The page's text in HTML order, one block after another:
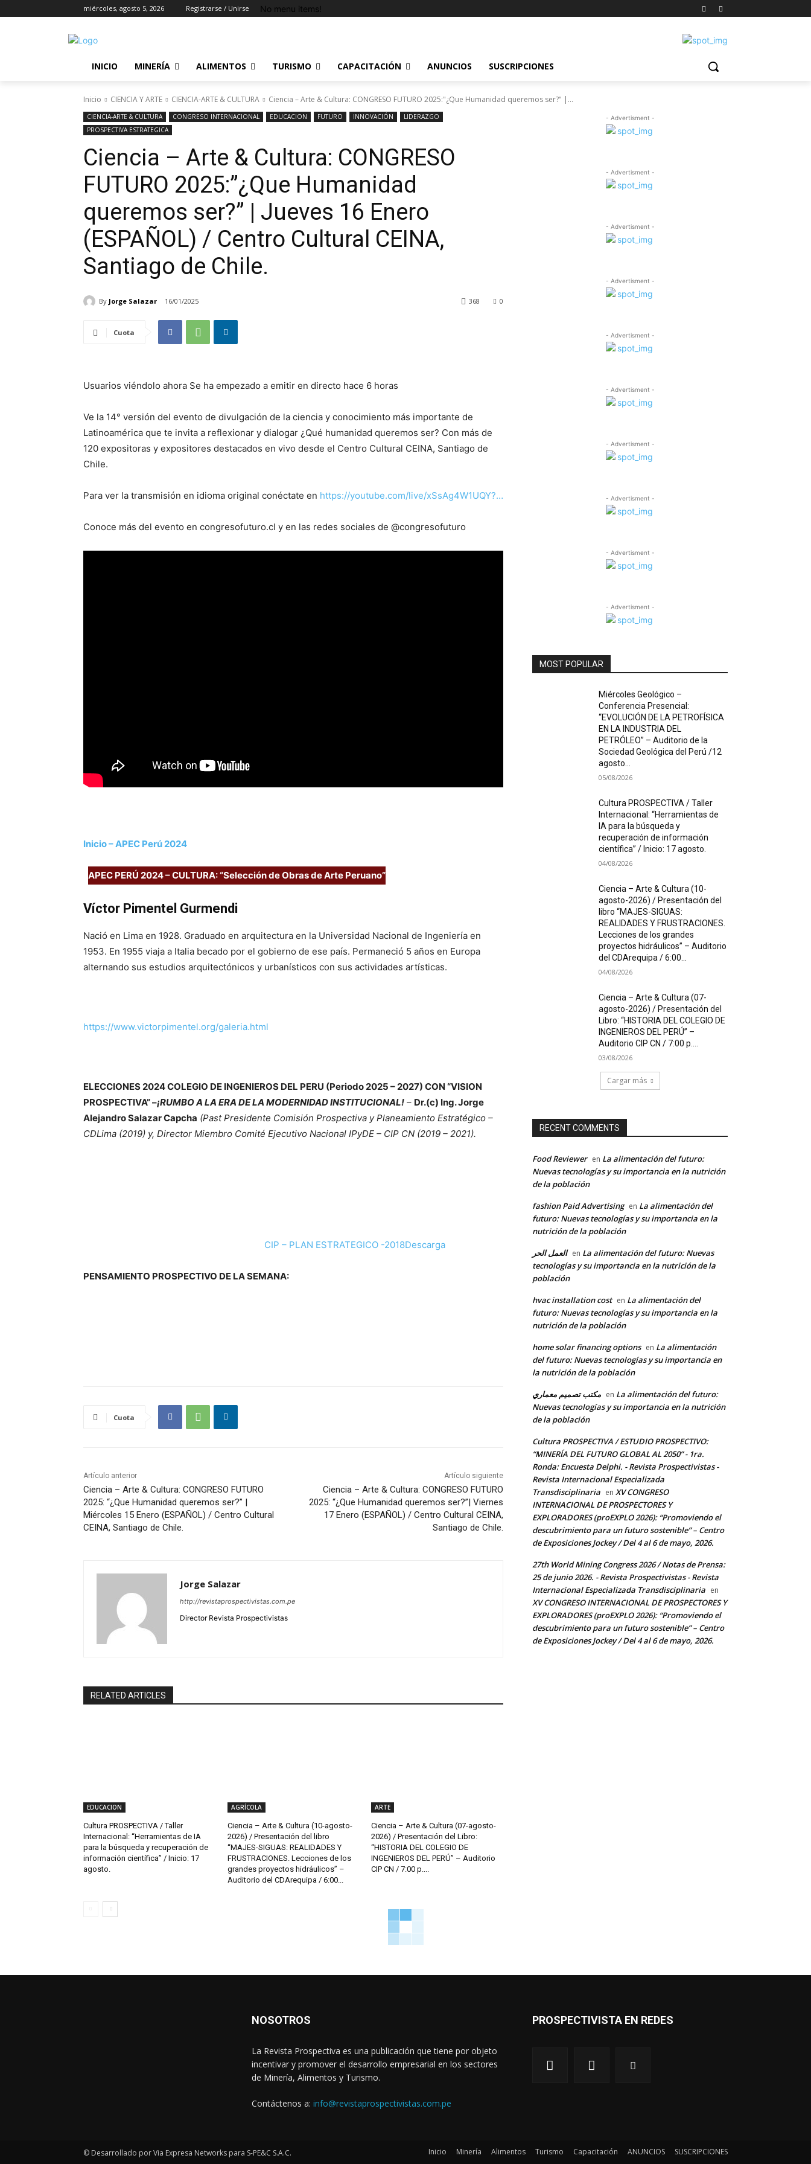
miércoles, agosto 5, 2026 Registrarse / Unirse No menu items!
INICIO MINERÍA ALIMENTOS TURISMO CAPACITACIÓN ANUNCIOS SUSCRIPCIONES
Inicio CIENCIA Y ARTE CIENCIA-ARTE & CULTURA Ciencia – Arte & Cultura: CONGRESO FUTURO 2025:"¿Que Humanidad queremos ser?" |...
CIENCIA-ARTE & CULTURA CONGRESO INTERNACIONAL EDUCACION FUTURO INNOVACIÓN
LIDERAZGO
PROSPECTIVA ESTRATEGICA
Ciencia – Arte & Cultura: CONGRESO
FUTURO 2025:”¿Que Humanidad
queremos ser?” | Jueves 16 Enero
(ESPAÑOL) / Centro Cultural CEINA,
Santiago de Chile.
By Jorge Salazar 16/01/2025 0
368
Cuota
Usuarios viéndolo ahora Se ha empezado a emitir en directo hace 6 horas
Ve la 14° versión del evento de divulgación de la ciencia y conocimiento más importante de
Latinoamérica que te invita a reflexionar y dialogar ¿Qué humanidad queremos ser? Con más de
120 expositoras y expositores destacados en vivo desde el Centro Cultural CEINA, Santiago de
Chile.
Para ver la transmisión en idioma original conéctate en https://youtube.com/live/xSsAg4W1UQY?…
Conoce más del evento en congresofuturo.cl y en las redes sociales de @congresofuturo
Inicio – APEC Perú 2024
APEC PERÚ 2024 – CULTURA: “Selección de Obras de Arte Peruano”
Víctor Pimentel Gurmendi
Nació en Lima en 1928. Graduado en arquitectura en la Universidad Nacional de Ingeniería en
1953. En 1955 viaja a Italia becado por el gobierno de ese país. Permaneció 5 años en Europa
alternando sus estudios arquitectónicos y urbanísticos con sus actividades artísticas.
https://www.victorpimentel.org/galeria.html
ELECCIONES 2024 COLEGIO DE INGENIEROS DEL PERU (Periodo 2025 – 2027) CON “VISION
PROSPECTIVA” –¡RUMBO A LA ERA DE LA MODERNIDAD INSTITUCIONAL! – Dr.(c) Ing. Jorge
Alejandro Salazar Capcha (Past Presidente Comisión Prospectiva y Planeamiento Estratégico –
CDLima (2019) y, Director Miembro Comité Ejecutivo Nacional IPyDE – CIP CN (2019 – 2021).
CIP – PLAN ESTRATEGICO -2018Descarga
PENSAMIENTO PROSPECTIVO DE LA SEMANA:
Cuota
Artículo anterior
Ciencia – Arte & Cultura: CONGRESO FUTURO
2025: “¿Que Humanidad queremos ser?” |
Miércoles 15 Enero (ESPAÑOL) / Centro Cultural
CEINA, Santiago de Chile.
Artículo siguiente
Ciencia – Arte & Cultura: CONGRESO FUTURO
2025: “¿Que Humanidad queremos ser?”| Viernes
17 Enero (ESPAÑOL) / Centro Cultural CEINA,
Santiago de Chile.
Jorge Salazar
http://revistaprospectivistas.com.pe
Director Revista Prospectivistas
RELATED ARTICLES
EDUCACION
Cultura PROSPECTIVA / Taller
Internacional: “Herramientas de IA
para la búsqueda y recuperación de
información científica” / Inicio: 17
agosto.
AGRÍCOLA
Ciencia – Arte & Cultura (10-agosto-
2026) / Presentación del libro
“MAJES-SIGUAS: REALIDADES Y
FRUSTRACIONES. Lecciones de los
grandes proyectos hidráulicos” –
Auditorio del CDArequipa / 6:00...
ARTE
Ciencia – Arte & Cultura (07-agosto-
2026) / Presentación del Libro:
“HISTORIA DEL COLEGIO DE
INGENIEROS DEL PERÚ” – Auditorio
CIP CN / 7:00 p....
- Advertisment -
- Advertisment -
- Advertisment -
- Advertisment -
- Advertisment -
- Advertisment -
- Advertisment -
- Advertisment -
- Advertisment -
- Advertisment -
MOST POPULAR
Miércoles Geológico –
Conferencia Presencial:
“EVOLUCIÓN DE LA PETROFÍSICA
EN LA INDUSTRIA DEL
PETRÓLEO” – Auditorio de la
Sociedad Geológica del Perú /12
agosto...
05/08/2026
Cultura PROSPECTIVA / Taller
Internacional: “Herramientas de
IA para la búsqueda y
recuperación de información
científica” / Inicio: 17 agosto.
04/08/2026
Ciencia – Arte & Cultura (10-
agosto-2026) / Presentación del
libro “MAJES-SIGUAS:
REALIDADES Y FRUSTRACIONES.
Lecciones de los grandes
proyectos hidráulicos” – Auditorio
del CDArequipa / 6:00...
04/08/2026
Ciencia – Arte & Cultura (07-
agosto-2026) / Presentación del
Libro: “HISTORIA DEL COLEGIO DE
INGENIEROS DEL PERÚ” –
Auditorio CIP CN / 7:00 p....
03/08/2026
Cargar más
RECENT COMMENTS
Food Reviewer en La alimentación del futuro:
Nuevas tecnologías y su importancia en la nutrición
de la población
fashion Paid Advertising en La alimentación del
futuro: Nuevas tecnologías y su importancia en la
nutrición de la población
العمل الحر en La alimentación del futuro: Nuevas
tecnologías y su importancia en la nutrición de la
población
hvac installation cost en La alimentación del
futuro: Nuevas tecnologías y su importancia en la
nutrición de la población
home solar financing options en La alimentación
del futuro: Nuevas tecnologías y su importancia en
la nutrición de la población
مكتب تصميم معماري en La alimentación del futuro:
Nuevas tecnologías y su importancia en la nutrición
de la población
Cultura PROSPECTIVA / ESTUDIO PROSPECTIVO:
“MINERÍA DEL FUTURO GLOBAL AL 2050” - 1ra.
Ronda: Encuesta Delphi. - Revista Prospectivistas -
Revista Internacional Especializada
Transdisciplinaria en XV CONGRESO
INTERNACIONAL DE PROSPECTORES Y
EXPLORADORES (proEXPLO 2026): “Promoviendo el
descubrimiento para un futuro sostenible” – Centro
de Exposiciones Jockey / Del 4 al 6 de mayo, 2026.
27th World Mining Congress 2026 / Notas de Prensa:
25 de junio 2026. - Revista Prospectivistas - Revista
Internacional Especializada Transdisciplinaria en
XV CONGRESO INTERNACIONAL DE PROSPECTORES Y
EXPLORADORES (proEXPLO 2026): “Promoviendo el
descubrimiento para un futuro sostenible” – Centro
de Exposiciones Jockey / Del 4 al 6 de mayo, 2026.
NOSOTROS
La Revista Prospectiva es una publicación que tiene por objeto
incentivar y promover el desarrollo empresarial en los sectores
de Minería, Alimentos y Turismo.
Contáctenos a: info@revistaprospectivistas.com.pe
PROSPECTIVISTA EN REDES
© Desarrollado por Via Expresa Networks para S-PE&C S.A.C. Inicio Minería Alimentos Turismo Capacitación ANUNCIOS SUSCRIPCIONES